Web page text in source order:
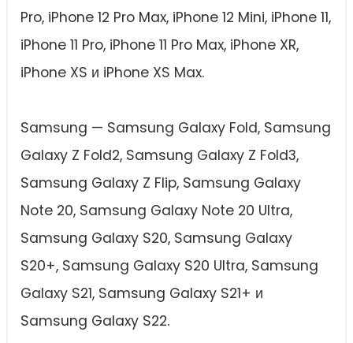
Pro, iPhone 12 Pro Max, iPhone 12 Mini, iPhone 11,
iPhone 11 Pro, iPhone 11 Pro Max, iPhone XR,
iPhone XS и iPhone XS Max.
Samsung — Samsung Galaxy Fold, Samsung
Galaxy Z Fold2, Samsung Galaxy Z Fold3,
Samsung Galaxy Z Flip, Samsung Galaxy
Note 20, Samsung Galaxy Note 20 Ultra,
Samsung Galaxy S20, Samsung Galaxy
S20+, Samsung Galaxy S20 Ultra, Samsung
Galaxy S21, Samsung Galaxy S21+ и
Samsung Galaxy S22.